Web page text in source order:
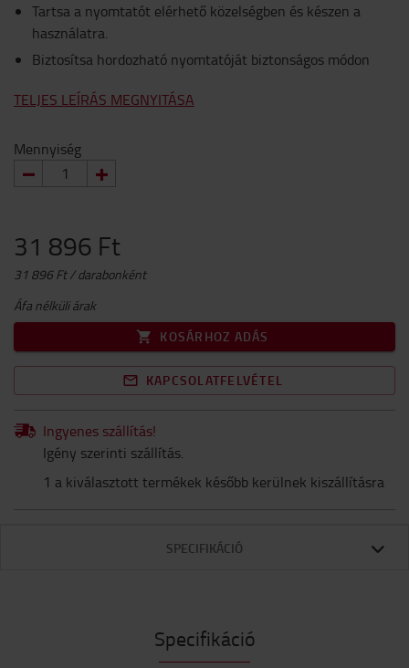
Tartsa a nyomtatót elérhető közelségben és készen a
használatra.
Biztosítsa hordozható nyomtatóját biztonságos módon
TELJES LEÍRÁS MEGNYITÁSA
Mennyiség
31 896 Ft
31 896 Ft / darabonként
Áfa nélküli árak
KOSÁRHOZ ADÁS
KAPCSOLATFELVÉTEL
Ingyenes szállítás!
Igény szerinti szállítás.
1 a kiválasztott termékek később kerülnek kiszállításra
SPECIFIKÁCIÓ
Specifikáció